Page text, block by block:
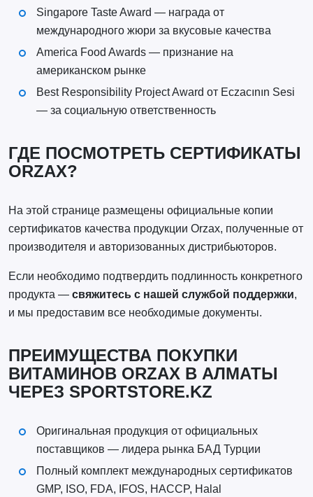
Singapore Taste Award — награда от
международного жюри за вкусовые качества
America Food Awards — признание на
американском рынке
Best Responsibility Project Award от Eczacının Sesi
— за социальную ответственность
ГДЕ ПОСМОТРЕТЬ СЕРТИФИКАТЫ
ORZAX?
На этой странице размещены официальные копии
сертификатов качества продукции Orzax, полученные от
производителя и авторизованных дистрибьюторов.
Если необходимо подтвердить подлинность конкретного
продукта — свяжитесь с нашей службой поддержки,
и мы предоставим все необходимые документы.
ПРЕИМУЩЕСТВА ПОКУПКИ
ВИТАМИНОВ ORZAX В АЛМАТЫ
ЧЕРЕЗ SPORTSTORE.KZ
Оригинальная продукция от официальных
поставщиков — лидера рынка БАД Турции
Полный комплект международных сертификатов
GMP, ISO, FDA, IFOS, HACCP, Halal